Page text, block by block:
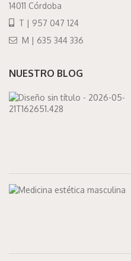
14011 Córdoba
T | 957 047 124
M | 635 344 336
NUESTRO BLOG